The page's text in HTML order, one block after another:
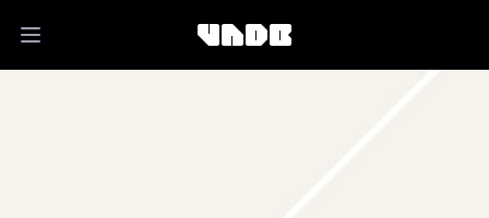
Open main menu